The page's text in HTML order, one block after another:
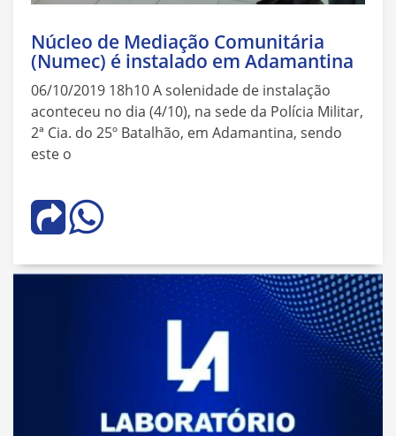
Núcleo de Mediação Comunitária
(Numec) é instalado em Adamantina
06/10/2019 18h10 A solenidade de instalação
aconteceu no dia (4/10), na sede da Polícia Militar,
2ª Cia. do 25º Batalhão, em Adamantina, sendo
este o